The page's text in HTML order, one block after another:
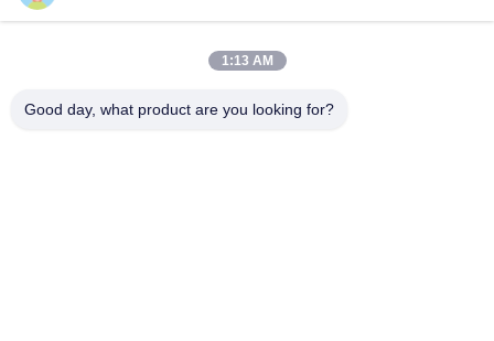
Sambungan Ekspansi
1:13 AM
Good day, what product are you looking for?